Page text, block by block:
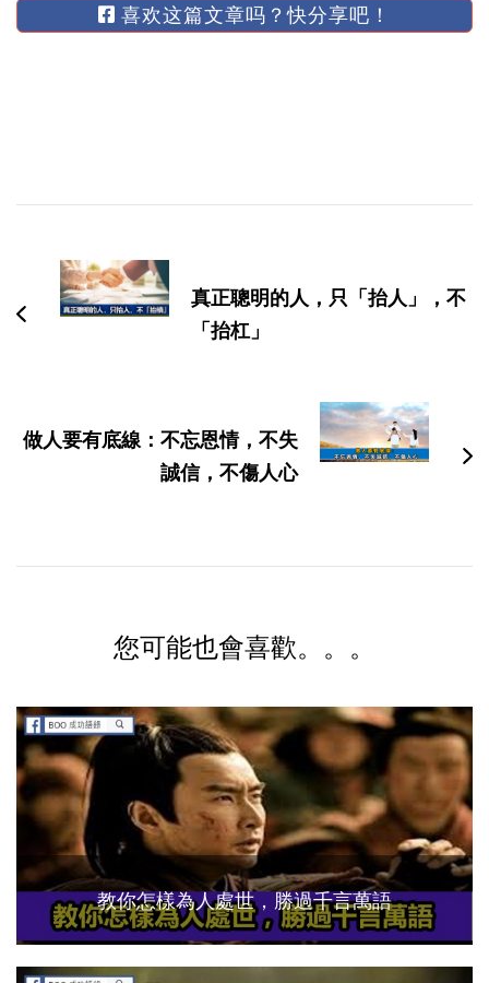
喜欢这篇文章吗？快分享吧！
航
真正聰明的人，只「抬人」，不
「抬杠」
做人要有底線：不忘恩情，不失
誠信，不傷人心
您可能也會喜歡。。。
教你怎樣為人處世，勝過千言萬語